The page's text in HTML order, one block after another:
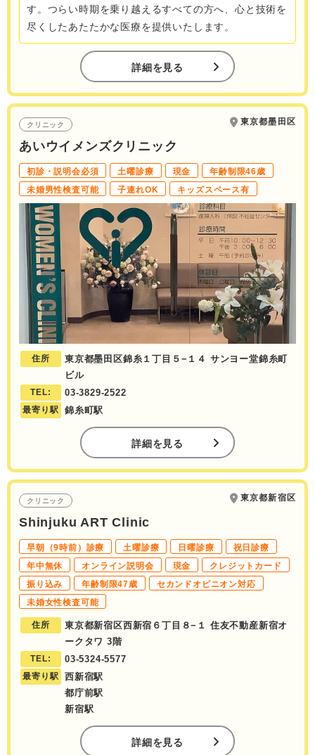
す。つらい時期を乗り越えるすべての方へ、心と技術を
尽くしたあたたかな医療を提供いたします。
詳細を見る
クリニック 東京都墨田区
あいウイメンズクリニック
初診・説明会必須 土曜診療 現金
年齢制限46歳
未婚男性検査可能
子連れOK キッズスペース有
住所
東京都墨田区錦糸１丁目５−１４ サンヨー堂錦糸町
ビル
TEL: 03-3829-2522
最寄り駅 錦糸町駅
詳細を見る
クリニック 東京都新宿区
Shinjuku ART Clinic
早朝（9時前）診療 土曜診療 日曜診療
祝日診療
年中無休
オンライン説明会 現金
クレジットカード
振り込み
年齢制限47歳
セカンドオピニオン対応
未婚女性検査可能
住所
東京都新宿区西新宿６丁目８−１ 住友不動産新宿オ
ークタワ 3階
TEL: 03-5324-5577
最寄り駅
西新宿駅
都庁前駅
新宿駅
詳細を見る